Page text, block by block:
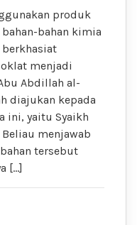
produk
bahan kimia
berkhasiat
menjadi
Abdillah al-
diajukan kepada
ini, yaitu Syaikh
menjawab
tersebut
[…]